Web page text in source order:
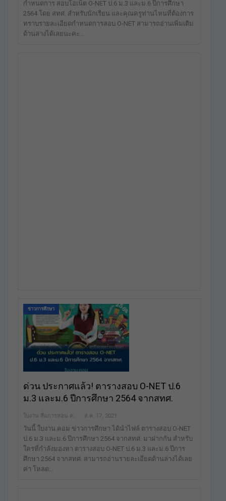
กำหนดการ สอบโอเน็ต O-NET ป.6 ม.3 และม.6 ปีการศึกษา
2564 โดย สทศ. สำหรับนักเรียน และคุณครูท่านไหนที่ต้องการ
ทราบรายละเอียดกำหนดการสอบ O-NET สามารถอ่านเพิ่มเติม
ด้านล่างได้เลยนะคะ…
ข่าวการศึกษา
ด่วน ประกาศแล้ว! ตารางสอบ O-NET ป.6
ม.3 และม.6 ปีการศึกษา 2564 จากสทศ.
ส.ค. 17, 2021
วันนี้ ใบงาน.คอม ข่าวการศึกษา ได้นำไฟล์ ตารางสอบ O-NET
ป.6 ม.3 และม.6 ปีการศึกษา 2564 จากสทศ. มาฝากกัน สำหรับ
ใครที่กำลังมองหา ตารางสอบ O-NET ป.6 ม.3 และม.6 ปีการ
ศึกษา 2564 จากสทศ. สามารถอ่านรายละเอียดด้านล่างได้เลย
ค่า โหลด…